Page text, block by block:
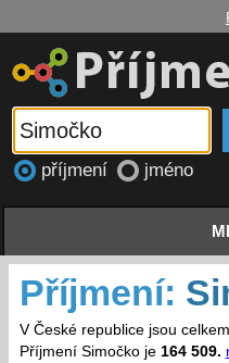
příjmení jméno
Příjmení:
V České republice jsou celkem
Příjmení Simočko je 164 509.